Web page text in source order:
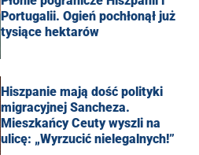
Portugalii. Ogień pochłonął już
tysiące hektarów
Hiszpanie mają dość polityki
migracyjnej Sancheza.
Mieszkańcy Ceuty wyszli na
ulicę: „Wyrzucić nielegalnych!”